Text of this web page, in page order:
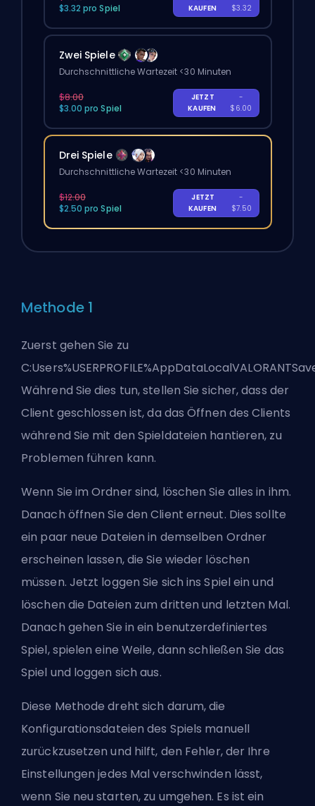
$3.32 pro Spiel
KAUFEN
$3.32
Zwei Spiele
Durchschnittliche Wartezeit <30 Minuten
$8.00
$3.00 pro Spiel
JETZT
KAUFEN
-
$6.00
Drei Spiele
Durchschnittliche Wartezeit <30 Minuten
$12.00
$2.50 pro Spiel
JETZT
KAUFEN
-
$7.50
Methode 1
Zuerst gehen Sie zu
Während Sie dies tun, stellen Sie sicher, dass der
Client geschlossen ist, da das Öffnen des Clients
während Sie mit den Spieldateien hantieren, zu
Problemen führen kann.
Wenn Sie im Ordner sind, löschen Sie alles in ihm.
Danach öffnen Sie den Client erneut. Dies sollte
ein paar neue Dateien in demselben Ordner
erscheinen lassen, die Sie wieder löschen
müssen. Jetzt loggen Sie sich ins Spiel ein und
löschen die Dateien zum dritten und letzten Mal.
Danach gehen Sie in ein benutzerdefiniertes
Spiel, spielen eine Weile, dann schließen Sie das
Spiel und loggen sich aus.
Diese Methode dreht sich darum, die
Konfigurationsdateien des Spiels manuell
zurückzusetzen und hilft, den Fehler, der Ihre
Einstellungen jedes Mal verschwinden lässt,
wenn Sie neu starten, zu umgehen. Es ist ein